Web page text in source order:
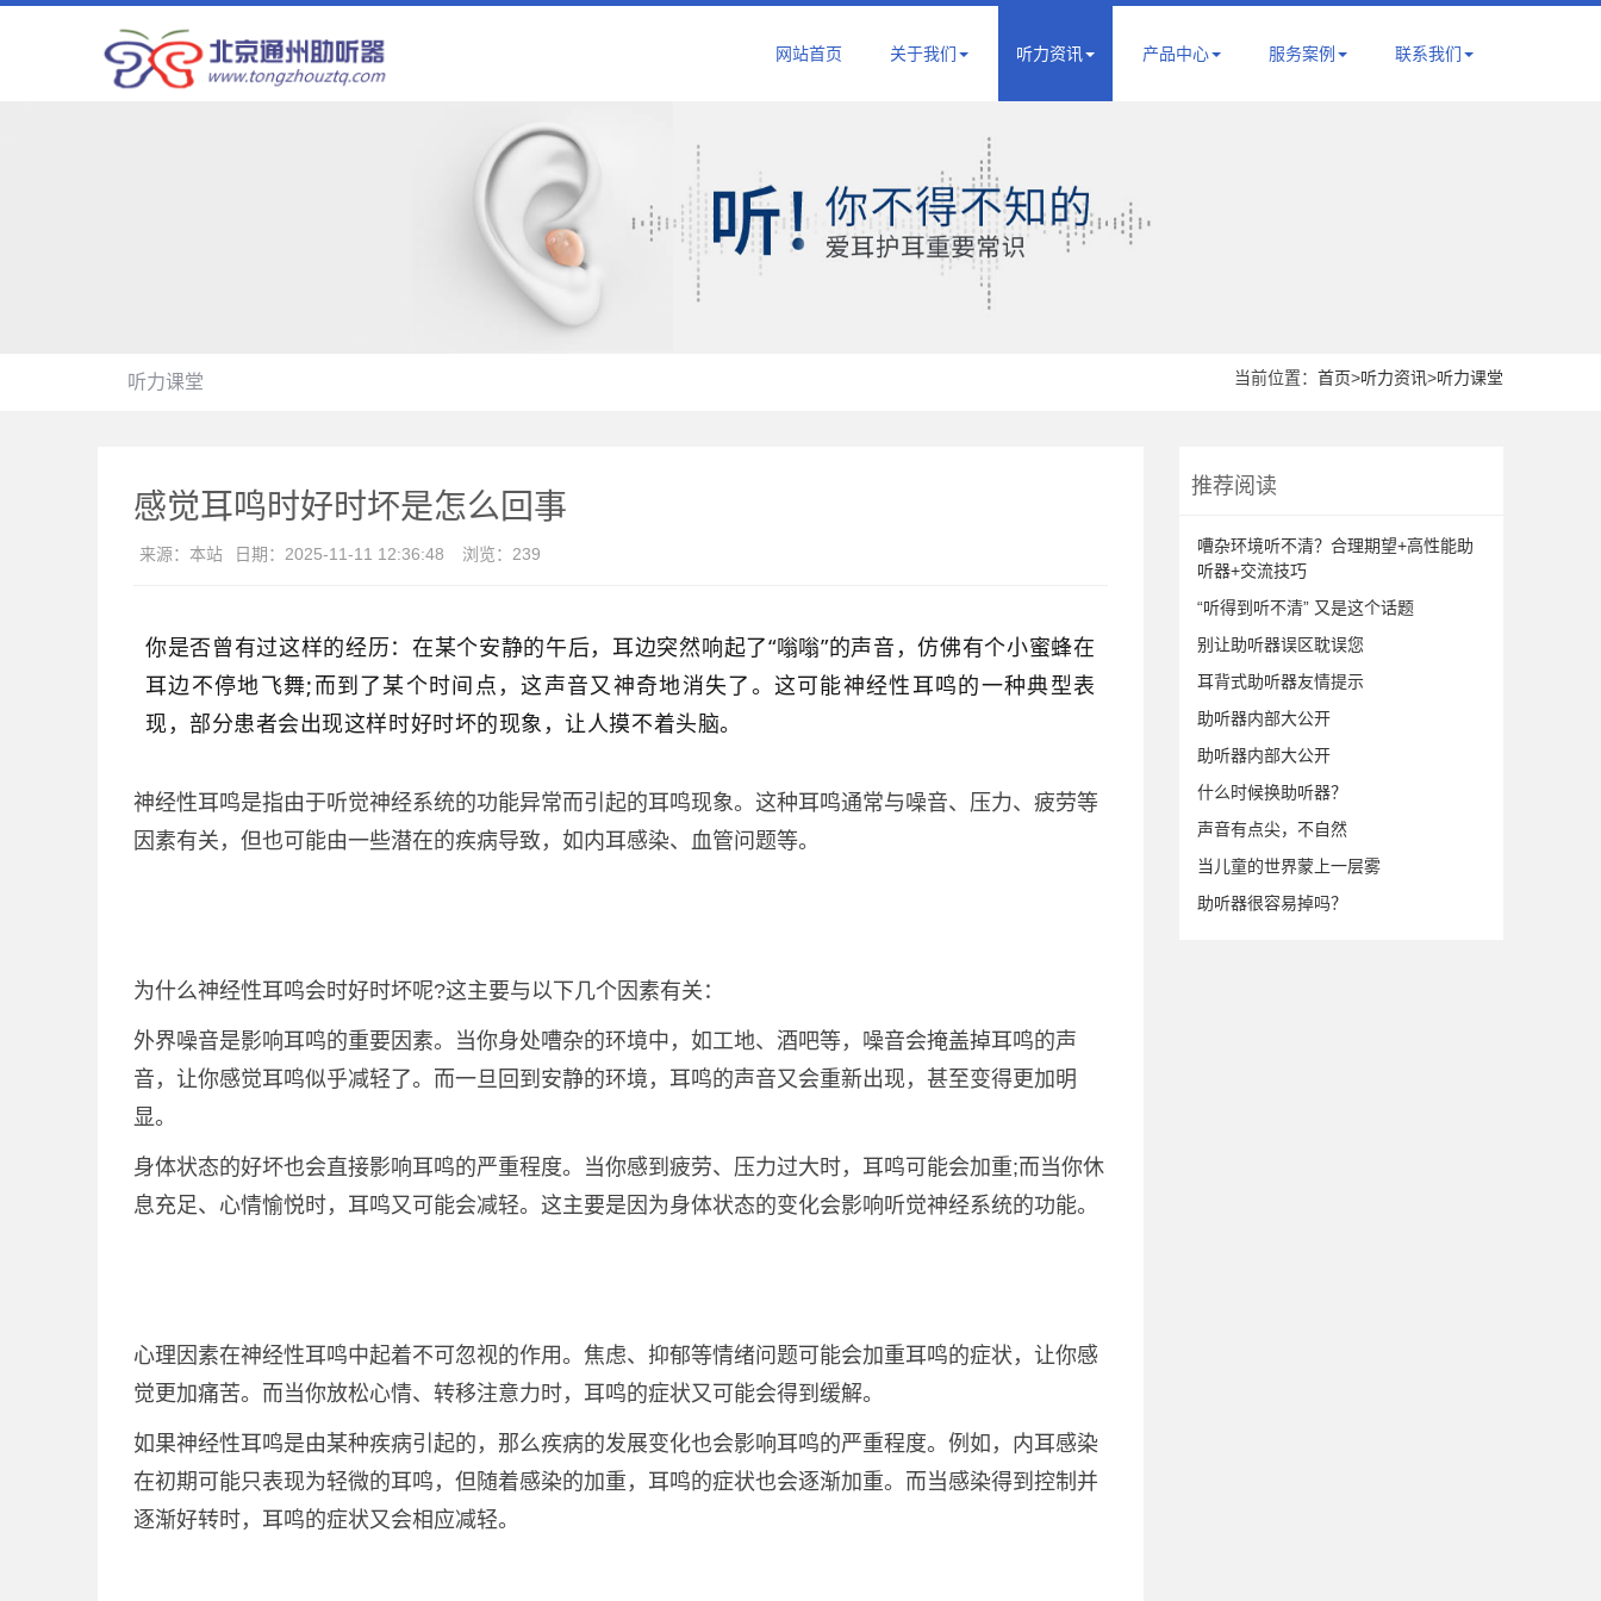
网站首页 关于我们 听力资讯 产品中心 服务案例 联系我们
听力课堂 当前位置： 首页>听力资讯>听力课堂
感觉耳鸣时好时坏是怎么回事
来源： 本站 日期： 2025-11-11 12:36:48 浏览： 239
你是否曾有过这样的经历：在某个安静的午后，耳边突然响起了“嗡嗡”的声音，仿佛有个小蜜蜂在
耳边不停地飞舞;而到了某个时间点，这声音又神奇地消失了。这可能神经性耳鸣的一种典型表
现，部分患者会出现这样时好时坏的现象，让人摸不着头脑。
神经性耳鸣是指由于听觉神经系统的功能异常而引起的耳鸣现象。这种耳鸣通常与噪音、压力、疲劳等
因素有关，但也可能由一些潜在的疾病导致，如内耳感染、血管问题等。
为什么神经性耳鸣会时好时坏呢?这主要与以下几个因素有关：
外界噪音是影响耳鸣的重要因素。当你身处嘈杂的环境中，如工地、酒吧等，噪音会掩盖掉耳鸣的声
音，让你感觉耳鸣似乎减轻了。而一旦回到安静的环境，耳鸣的声音又会重新出现，甚至变得更加明
显。
身体状态的好坏也会直接影响耳鸣的严重程度。当你感到疲劳、压力过大时，耳鸣可能会加重;而当你休
息充足、心情愉悦时，耳鸣又可能会减轻。这主要是因为身体状态的变化会影响听觉神经系统的功能。
心理因素在神经性耳鸣中起着不可忽视的作用。焦虑、抑郁等情绪问题可能会加重耳鸣的症状，让你感
觉更加痛苦。而当你放松心情、转移注意力时，耳鸣的症状又可能会得到缓解。
如果神经性耳鸣是由某种疾病引起的，那么疾病的发展变化也会影响耳鸣的严重程度。例如，内耳感染
在初期可能只表现为轻微的耳鸣，但随着感染的加重，耳鸣的症状也会逐渐加重。而当感染得到控制并
逐渐好转时，耳鸣的症状又会相应减轻。
推荐阅读
嘈杂环境听不清？合理期望+高性能助
听器+交流技巧
“听得到听不清” 又是这个话题
别让助听器误区耽误您
耳背式助听器友情提示
助听器内部大公开
助听器内部大公开
什么时候换助听器？
声音有点尖，不自然
当儿童的世界蒙上一层雾
助听器很容易掉吗？